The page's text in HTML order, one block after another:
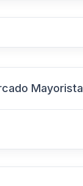
Mayorista